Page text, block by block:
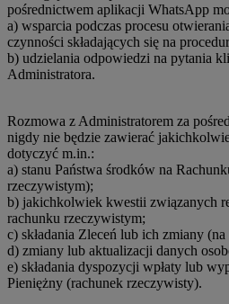
pośrednictwem aplikacji WhatsApp
a) wsparcia podczas procesu
czynności składających się na
b) udzielania odpowiedzi na pytania
Administratora.
Rozmowa z Administratorem za
nigdy nie będzie zawierać
dotyczyć m.in.:
a) stanu Państwa środków na
rzeczywistym);
b) jakichkolwiek kwestii związanych
rachunku rzeczywistym;
c) składania Zleceń lub ich zmiany
d) zmiany lub aktualizacji danych
e) składania dyspozycji wpłaty lub
Pieniężny (rachunek rzeczywisty).